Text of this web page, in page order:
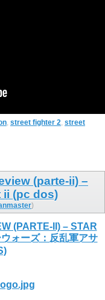
, street fighter 2, street
(parte-ii) –
ii (pc dos)
)
(PARTE-II) – STAR
ォーズ：反乱軍アサ